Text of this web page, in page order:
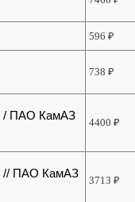
596₽
738₽
/ ПАО КамАЗ
4400₽
// ПАО КамАЗ
3713₽